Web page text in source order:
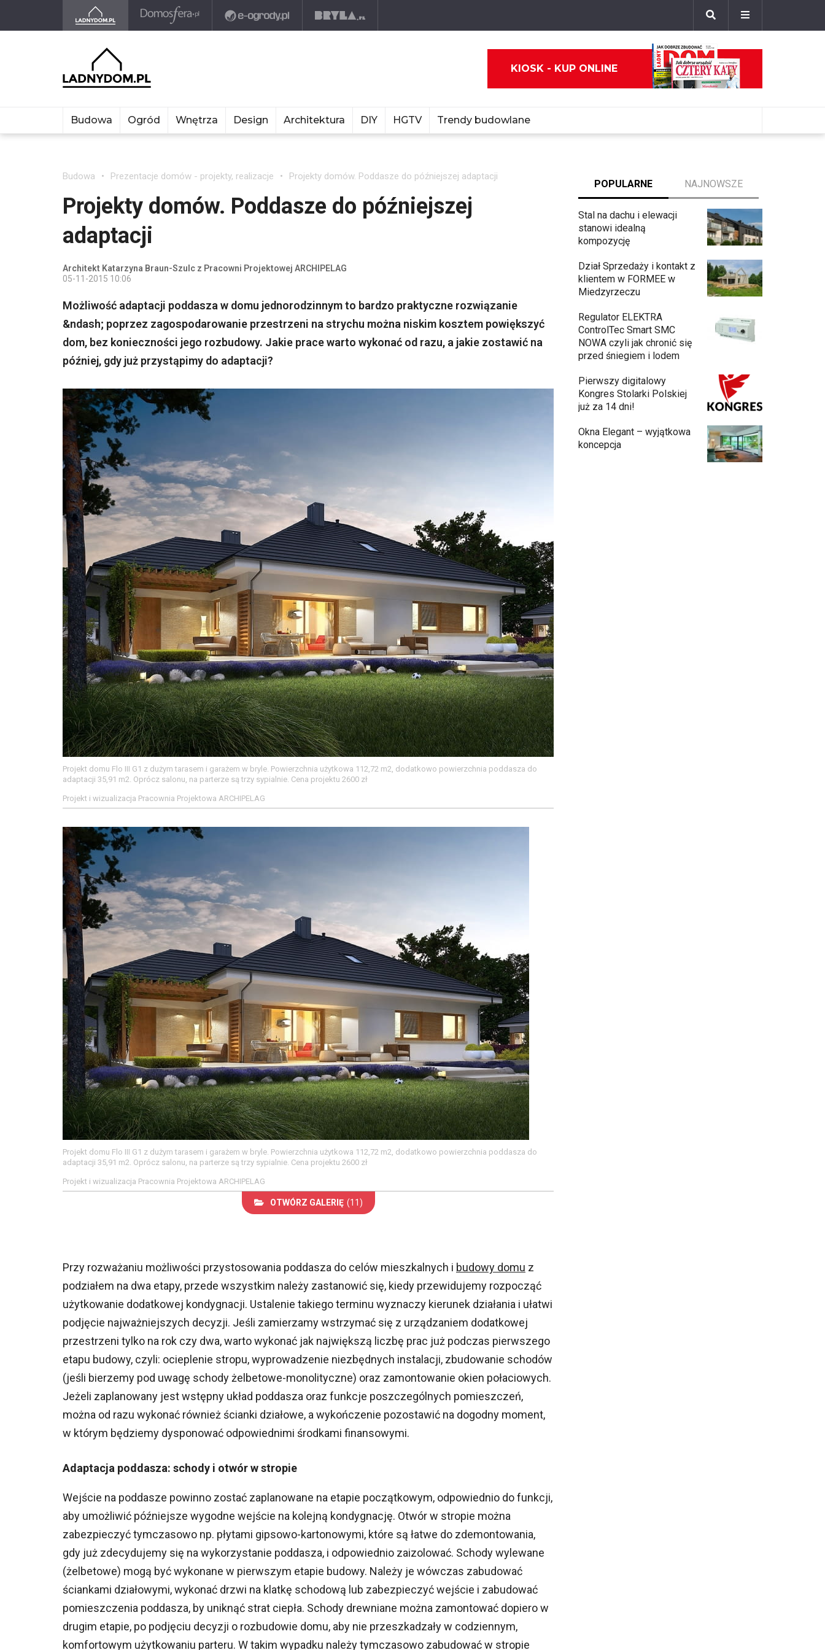
KIOSK - KUP ONLINE
Budowa Ogród Wnętrza Design Architektura DIY HGTV Trendy budowlane
Budowa Prezentacje domów - projekty, realizacje Projekty domów. Poddasze do późniejszej adaptacji
Projekty domów. Poddasze do późniejszej
adaptacji
Architekt Katarzyna Braun-Szulc z Pracowni Projektowej ARCHIPELAG
05-11-2015 10:06
Możliwość adaptacji poddasza w domu jednorodzinnym to bardzo praktyczne rozwiązanie
&ndash; poprzez zagospodarowanie przestrzeni na strychu można niskim kosztem powiększyć
dom, bez konieczności jego rozbudowy. Jakie prace warto wykonać od razu, a jakie zostawić na
później, gdy już przystąpimy do adaptacji?
Projekt domu Flo III G1 z dużym tarasem i garażem w bryle. Powierzchnia użytkowa 112,72 m2, dodatkowo powierzchnia poddasza do
adaptacji 35,91 m2. Oprócz salonu, na parterze są trzy sypialnie. Cena projektu 2600 zł
Projekt i wizualizacja Pracownia Projektowa ARCHIPELAG
Projekt domu Flo III G1 z dużym tarasem i garażem w bryle. Powierzchnia użytkowa 112,72 m2, dodatkowo powierzchnia poddasza do
adaptacji 35,91 m2. Oprócz salonu, na parterze są trzy sypialnie. Cena projektu 2600 zł
Projekt i wizualizacja Pracownia Projektowa ARCHIPELAG
OTWÓRZ GALERIĘ (11)
Przy rozważaniu możliwości przystosowania poddasza do celów mieszkalnych i budowy domu z
podziałem na dwa etapy, przede wszystkim należy zastanowić się, kiedy przewidujemy rozpocząć
użytkowanie dodatkowej kondygnacji. Ustalenie takiego terminu wyznaczy kierunek działania i ułatwi
podjęcie najważniejszych decyzji. Jeśli zamierzamy wstrzymać się z urządzaniem dodatkowej
przestrzeni tylko na rok czy dwa, warto wykonać jak największą liczbę prac już podczas pierwszego
etapu budowy, czyli: ocieplenie stropu, wyprowadzenie niezbędnych instalacji, zbudowanie schodów
(jeśli bierzemy pod uwagę schody żelbetowe-monolityczne) oraz zamontowanie okien połaciowych.
Jeżeli zaplanowany jest wstępny układ poddasza oraz funkcje poszczególnych pomieszczeń,
można od razu wykonać również ścianki działowe, a wykończenie pozostawić na dogodny moment,
w którym będziemy dysponować odpowiednimi środkami finansowymi.
Adaptacja poddasza: schody i otwór w stropie
Wejście na poddasze powinno zostać zaplanowane na etapie początkowym, odpowiednio do funkcji,
aby umożliwić późniejsze wygodne wejście na kolejną kondygnację. Otwór w stropie można
zabezpieczyć tymczasowo np. płytami gipsowo-kartonowymi, które są łatwe do zdemontowania,
gdy już zdecydujemy się na wykorzystanie poddasza, i odpowiednio zaizolować. Schody wylewane
(żelbetowe) mogą być wykonane w pierwszym etapie budowy. Należy je wówczas zabudować
ściankami działowymi, wykonać drzwi na klatkę schodową lub zabezpieczyć wejście i zabudować
pomieszczenia poddasza, by uniknąć strat ciepła. Schody drewniane można zamontować dopiero w
drugim etapie, po podjęciu decyzji o rozbudowie domu, aby nie przeszkadzały w codziennym,
komfortowym użytkowaniu parteru. W takim wypadku należy tymczasowo zabudować w stropie
POPULARNE NAJNOWSZE
Stal na dachu i elewacji
stanowi idealną
kompozycję
Dział Sprzedaży i kontakt z
klientem w FORMEE w
Miedzyrzeczu
Regulator ELEKTRA
ControlTec Smart SMC
NOWA czyli jak chronić się
przed śniegiem i lodem
Pierwszy digitalowy
Kongres Stolarki Polskiej
już za 14 dni!
Okna Elegant – wyjątkowa
koncepcja